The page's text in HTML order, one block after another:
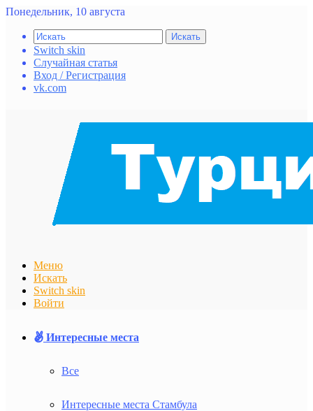
Понедельник, 10 августа
Искать
Switch skin
Случайная статья
Вход / Регистрация
vk.com
Меню
Искать
Switch skin
Войти
Интересные места
Все
Интересные места Стамбула